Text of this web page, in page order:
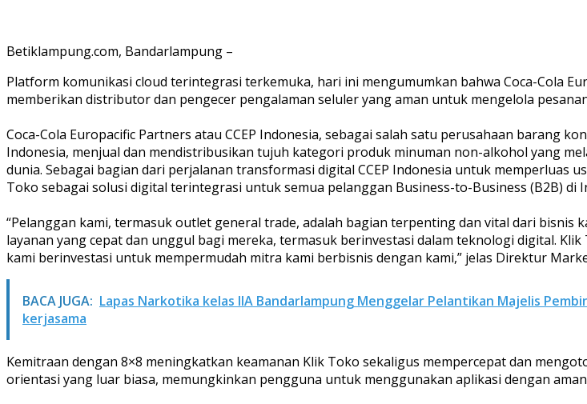
Betiklampung.com, Bandarlampung –
Platform komunikasi cloud terintegrasi terkemuka, hari ini mengumumkan bahwa Coca-Cola
memberikan distributor dan pengecer pengalaman seluler yang aman untuk mengelola
Coca-Cola Europacific Partners atau CCEP Indonesia, sebagai salah satu perusahaan barang
Indonesia, menjual dan mendistribusikan tujuh kategori produk minuman non-alkohol yang
dunia. Sebagai bagian dari perjalanan transformasi digital CCEP Indonesia untuk memperluas
Toko sebagai solusi digital terintegrasi untuk semua pelanggan Business-to-Business (B2B) di
“Pelanggan kami, termasuk outlet general trade, adalah bagian terpenting dan vital dari
layanan yang cepat dan unggul bagi mereka, termasuk berinvestasi dalam teknologi digital.
kami berinvestasi untuk mempermudah mitra kami berbisnis dengan kami,” jelas Direktur
BACA JUGA: Lapas Narkotika kelas IIA Bandarlampung Menggelar Pelantikan Majelis
kerjasama
Kemitraan dengan 8×8 meningkatkan keamanan Klik Toko sekaligus mempercepat dan
orientasi yang luar biasa, memungkinkan pengguna untuk menggunakan aplikasi dengan